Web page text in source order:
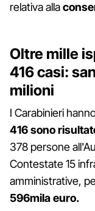
relativa alla
Oltre mille
416 casi:
milioni
I Carabinieri
416 sono
378 persone
Contestate 15
amministrative,
596mila euro.